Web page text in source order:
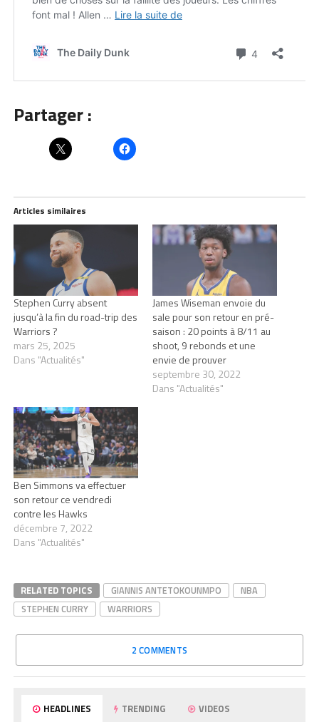
Partager :
Articles similaires
Stephen Curry absent
jusqu’à la fin du road-trip des
Warriors ?
mars 25, 2025
Dans "Actualités"
James Wiseman envoie du
sale pour son retour en pré-
saison : 20 points à 8/11 au
shoot, 9 rebonds et une
envie de prouver
septembre 30, 2022
Dans "Actualités"
Ben Simmons va effectuer
son retour ce vendredi
contre les Hawks
décembre 7, 2022
Dans "Actualités"
RELATED TOPICS GIANNIS ANTETOKOUNMPO
NBA
STEPHEN CURRY
WARRIORS
2 COMMENTS
HEADLINES TRENDING VIDEOS